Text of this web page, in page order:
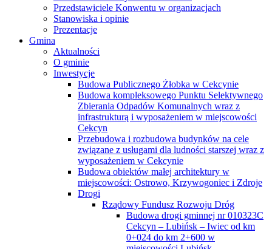
Przedstawiciele Konwentu w organizacjach
Stanowiska i opinie
Prezentacje
Gmina
Aktualności
O gminie
Inwestycje
Budowa Publicznego Żłobka w Cekcynie
Budowa kompleksowego Punktu Selektywnego
Zbierania Odpadów Komunalnych wraz z
infrastrukturą i wyposażeniem w miejscowości
Cekcyn
Przebudowa i rozbudowa budynków na cele
związane z usługami dla ludności starszej wraz z
wyposażeniem w Cekcynie
Budowa obiektów małej architektury w
miejscowości: Ostrowo, Krzywogoniec i Zdroje
Drogi
Rządowy Fundusz Rozwoju Dróg
Budowa drogi gminnej nr 010323C
Cekcyn – Lubińsk – Iwiec od km
0+024 do km 2+600 w